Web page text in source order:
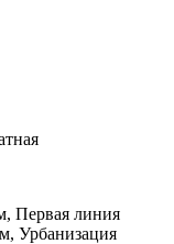
Первая линия
Урбанизация